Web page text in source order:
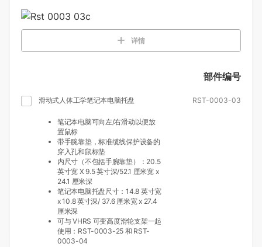
详情
部件编号
滑动式人体工学笔记本电脑托盘
笔记本电脑可向左/右滑动以便放
置鼠标
带手腕靠垫，标准缆线保护设备的
穿入孔和鼠标垫
内尺寸（不包括手腕靠垫）：20.5
英寸宽 X 9.5 英寸深/52.1 厘米宽 x
24.1 厘米深
笔记本电脑托盘尺寸：14.8 英寸宽
x 10.8 英寸深/ 37.6 厘米宽 x 27.4
厘米深
可与 VHRS 可变高度滑轮支架一起
使用：RST-0003-25 和 RST-
0003-04
RST-0003-03